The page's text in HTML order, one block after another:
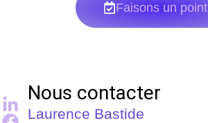
Faisons un point
Nous contacter
Laurence Bastide